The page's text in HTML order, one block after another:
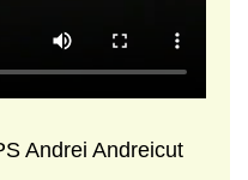
Andrei Andreicut